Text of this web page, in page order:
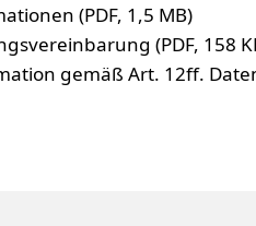
(PDF, 1,5 MB)
(PDF, 158
gemäß Art. 12ff.